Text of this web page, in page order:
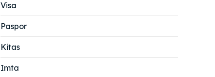
Cari
Cari
Visa
Paspor
Kitas
Imta